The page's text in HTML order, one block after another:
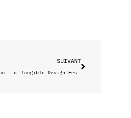
Passion cabanon : on prolonge l’été ?
SUIVANT
Tangible Design Festival, les prémisses d’un nouveau rendez-vous